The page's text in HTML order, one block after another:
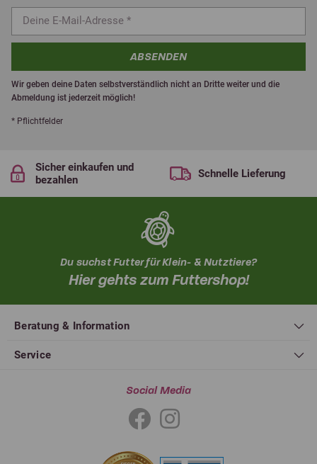
ABSENDEN
Wir geben deine Daten selbstverständlich nicht an Dritte weiter und die
Abmeldung ist jederzeit möglich!
* Pflichtfelder
Sicher einkaufen und
bezahlen
Schnelle Lieferung
Du suchst Futter für Klein- & Nutztiere?
Hier gehts zum Futtershop!
Beratung & Information
Service
Social Media